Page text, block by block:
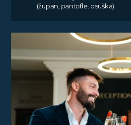
(župan, pantofle, osuška)